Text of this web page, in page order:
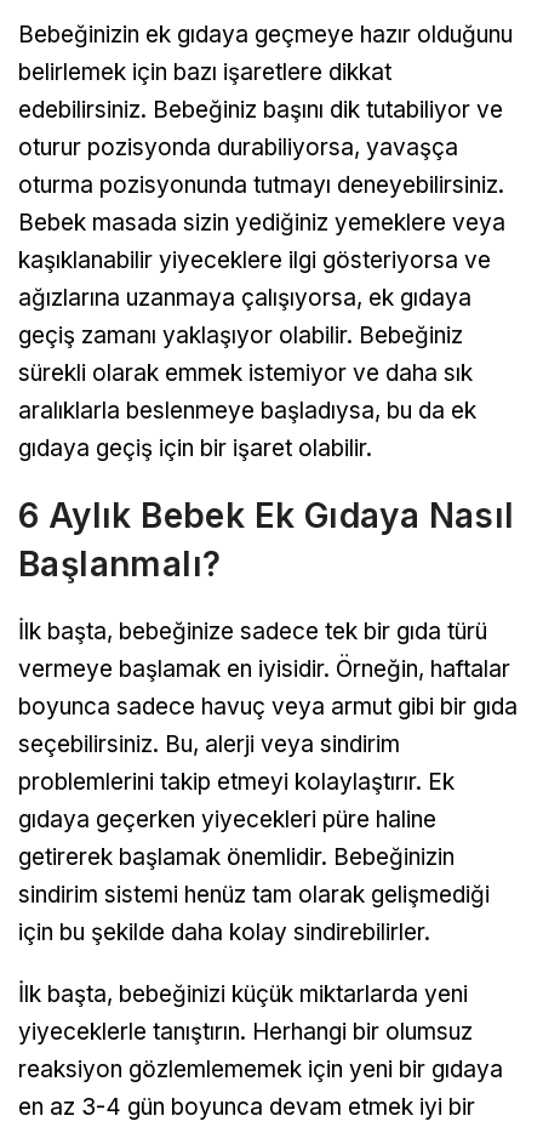
Bebeğinizin ek gıdaya geçmeye hazır olduğunu
belirlemek için bazı işaretlere dikkat
edebilirsiniz. Bebeğiniz başını dik tutabiliyor ve
oturur pozisyonda durabiliyorsa, yavaşça
oturma pozisyonunda tutmayı deneyebilirsiniz.
Bebek masada sizin yediğiniz yemeklere veya
kaşıklanabilir yiyeceklere ilgi gösteriyorsa ve
ağızlarına uzanmaya çalışıyorsa, ek gıdaya
geçiş zamanı yaklaşıyor olabilir. Bebeğiniz
sürekli olarak emmek istemiyor ve daha sık
aralıklarla beslenmeye başladıysa, bu da ek
gıdaya geçiş için bir işaret olabilir.
6 Aylık Bebek Ek Gıdaya Nasıl
Başlanmalı?
İlk başta, bebeğinize sadece tek bir gıda türü
vermeye başlamak en iyisidir. Örneğin, haftalar
boyunca sadece havuç veya armut gibi bir gıda
seçebilirsiniz. Bu, alerji veya sindirim
problemlerini takip etmeyi kolaylaştırır. Ek
gıdaya geçerken yiyecekleri püre haline
getirerek başlamak önemlidir. Bebeğinizin
sindirim sistemi henüz tam olarak gelişmediği
için bu şekilde daha kolay sindirebilirler.
İlk başta, bebeğinizi küçük miktarlarda yeni
yiyeceklerle tanıştırın. Herhangi bir olumsuz
reaksiyon gözlemlememek için yeni bir gıdaya
en az 3-4 gün boyunca devam etmek iyi bir